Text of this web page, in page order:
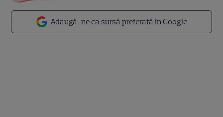
Adaugă-ne ca sursă preferată în Google